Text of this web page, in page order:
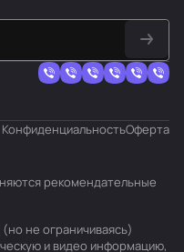
КонфиденциальностьОферта
рекомендательные
не ограничиваясь)
и видео информацию,